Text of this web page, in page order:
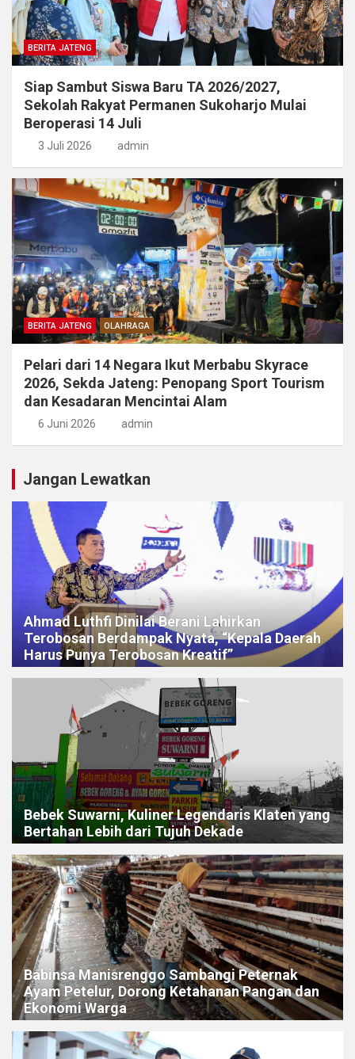
BERITA JATENG
Siap Sambut Siswa Baru TA 2026/2027,
Sekolah Rakyat Permanen Sukoharjo Mulai
Beroperasi 14 Juli
3 Juli 2026 admin
BERITA JATENG OLAHRAGA
Pelari dari 14 Negara Ikut Merbabu Skyrace
2026, Sekda Jateng: Penopang Sport Tourism
dan Kesadaran Mencintai Alam
6 Juni 2026 admin
Jangan Lewatkan
Ahmad Luthfi Dinilai Berani Lahirkan
Terobosan Berdampak Nyata, “Kepala Daerah
Harus Punya Terobosan Kreatif”
Bebek Suwarni, Kuliner Legendaris Klaten yang
Bertahan Lebih dari Tujuh Dekade
Babinsa Manisrenggo Sambangi Peternak
Ayam Petelur, Dorong Ketahanan Pangan dan
Ekonomi Warga